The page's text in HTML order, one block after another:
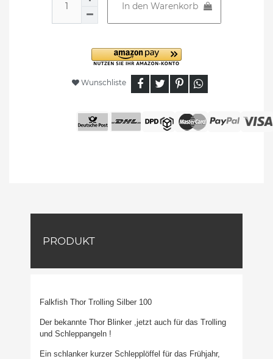
In den Warenkorb
Wunschliste
PRODUKT
Falkfish Thor Trolling Silber 100
Der bekannte Thor Blinker ,jetzt auch für das Trolling
und Schleppangeln !
Ein schlanker kurzer Schlepplöffel für das Frühjahr,